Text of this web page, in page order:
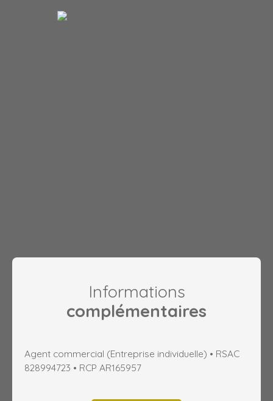
Informations
complémentaires
Agent commercial (Entreprise individuelle) • RSAC
828994723 • RCP AR165957